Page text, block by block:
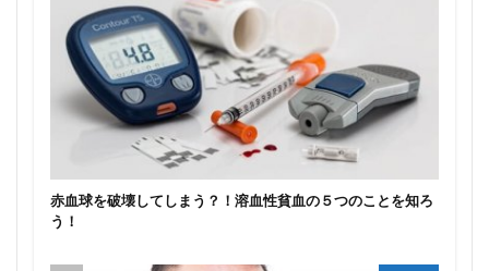
赤血球を破壊してしまう？！溶血性貧血の５つのことを知ろ
う！